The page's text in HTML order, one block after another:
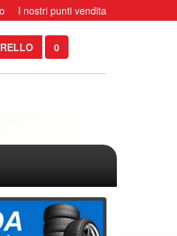
I nostri punti vendita
0